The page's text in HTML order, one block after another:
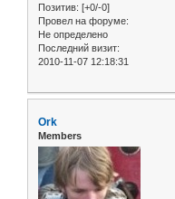
Позитив: [+0/-0]
Провел на форуме:
Не определено
Последний визит:
2010-11-07 12:18:31
Ork
Members